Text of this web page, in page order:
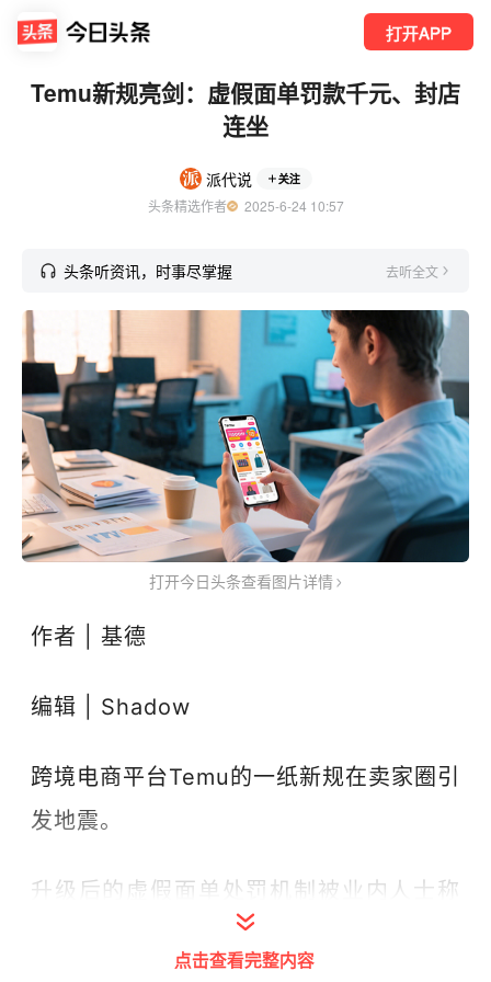
打开APP
Temu新规亮剑：虚假面单罚款千元、封店
连坐
派代说 关注
头条精选作者
  2025-6-24 10:57
头条听资讯，时事尽掌握 去听全文
打开今日头条查看图片详情
作者 | 基德
编辑 | Shadow
跨境电商平台Temu的一纸新规在卖家圈引
发地震。
升级后的虚假面单处罚机制被业内人士称
为"史上最严"——单次违规罚款高达1000
点击查看完整内容